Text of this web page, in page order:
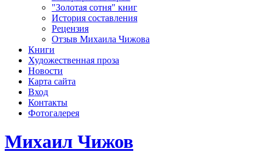
"Золотая сотня" книг
История составления
Рецензия
Отзыв Михаила Чижова
Книги
Художественная проза
Новости
Карта сайта
Вход
Контакты
Фотогалерея
Михаил Чижов